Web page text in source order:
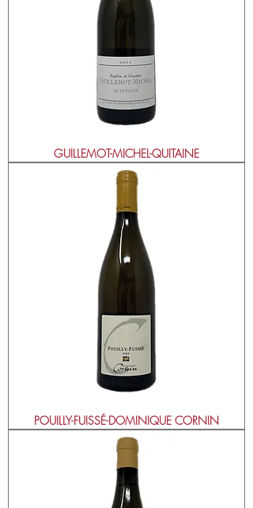
GUILLEMOT-MICHEL-QUITAINE
POUILLY-FUISSÉ-DOMINIQUE CORNIN